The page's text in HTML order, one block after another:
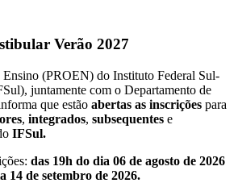
Verão 2027
Ensino (PROEN) do Instituto Federal Sul-
juntamente com o Departamento de
que estão abertas as inscrições para
, integrados, subsequentes e
IFSul.
das 19h do dia 06 de agosto de 2026
14 de setembro de 2026.